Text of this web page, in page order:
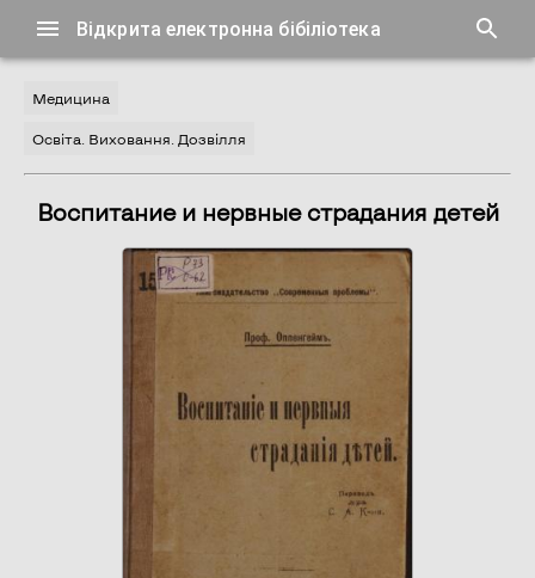
Відкрита електронна бібіліотека
Медицина
Освіта. Виховання. Дозвілля
Воспитание и нервные страдания детей